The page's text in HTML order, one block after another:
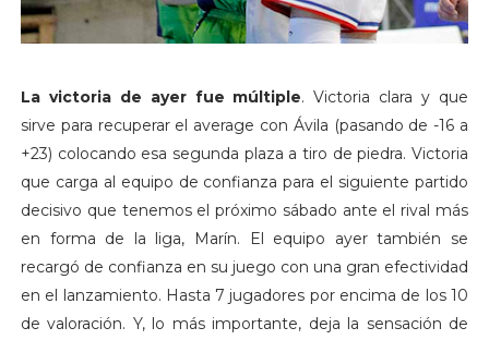
La victoria de ayer fue múltiple. Victoria clara y que
sirve para recuperar el average con Ávila (pasando de -16 a
+23) colocando esa segunda plaza a tiro de piedra. Victoria
que carga al equipo de confianza para el siguiente partido
decisivo que tenemos el próximo sábado ante el rival más
en forma de la liga, Marín. El equipo ayer también se
recargó de confianza en su juego con una gran efectividad
en el lanzamiento. Hasta 7 jugadores por encima de los 10
de valoración. Y, lo más importante, deja la sensación de